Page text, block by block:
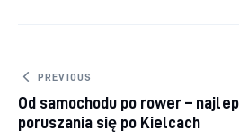
Nawigacja wpisu
PREVIOUS
Od samochodu po rower –
poruszania się po Kielcach